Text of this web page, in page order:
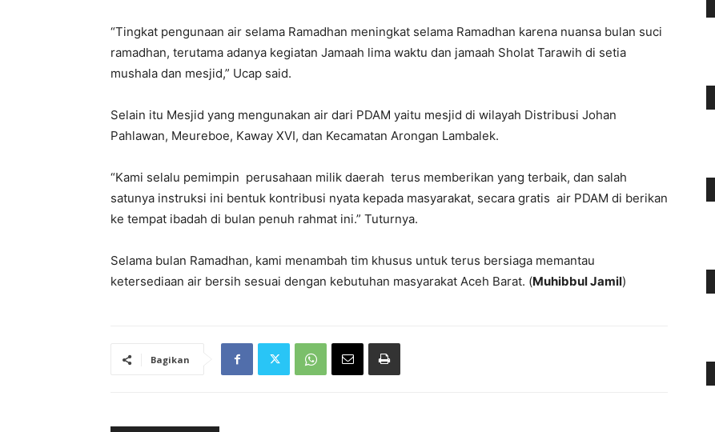
“Tingkat pengunaan air selama Ramadhan meningkat selama Ramadhan karena nuansa bulan suci
ramadhan, terutama adanya kegiatan Jamaah lima waktu dan jamaah Sholat Tarawih di setia
mushala dan mesjid,” Ucap said.
Selain itu Mesjid yang mengunakan air dari PDAM yaitu mesjid di wilayah Distribusi Johan
Pahlawan, Meureboe, Kaway XVI, dan Kecamatan Arongan Lambalek.
“Kami selalu pemimpin perusahaan milik daerah terus memberikan yang terbaik, dan salah
satunya instruksi ini bentuk kontribusi nyata kepada masyarakat, secara gratis air PDAM di berikan
ke tempat ibadah di bulan penuh rahmat ini.” Tuturnya.
Selama bulan Ramadhan, kami menambah tim khusus untuk terus bersiaga memantau
ketersediaan air bersih sesuai dengan kebutuhan masyarakat Aceh Barat. (Muhibbul Jamil)
Bagikan